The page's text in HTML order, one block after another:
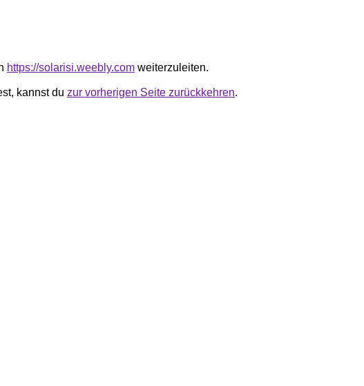
https://solarisi.weebly.com weiterzuleiten.
kannst du zur vorherigen Seite zurückkehren.